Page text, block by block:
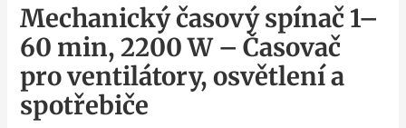
Mechanický časový spínač 1–
60 min, 2200 W – Časovač
pro ventilátory, osvětlení a
spotřebiče